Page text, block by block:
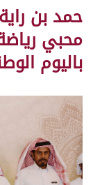
حمد بن
محبي
باليوم